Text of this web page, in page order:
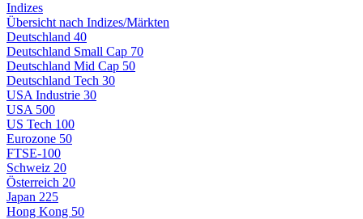
Indizes
Übersicht nach Indizes/Märkten
Deutschland 40
Deutschland Small Cap 70
Deutschland Mid Cap 50
Deutschland Tech 30
USA Industrie 30
USA 500
US Tech 100
Eurozone 50
FTSE-100
Schweiz 20
Österreich 20
Japan 225
Hong Kong 50